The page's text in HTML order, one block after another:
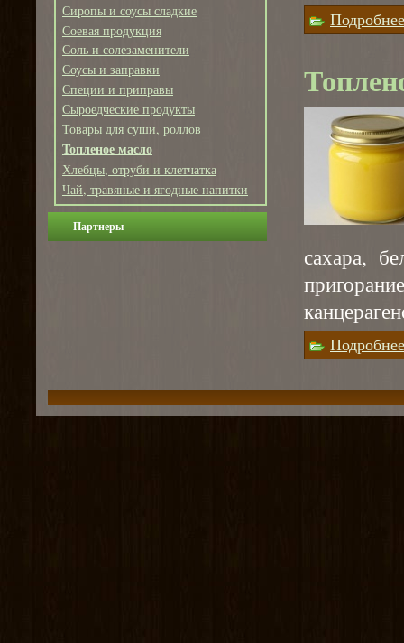
Сиропы и соусы сладкие
Соевая продукция
Соль и солезаменители
Соусы и заправки
Специи и приправы
Сыроедческие продукты
Товары для суши, роллов
Топленое масло
Хлебцы, отруби и клетчатка
Чай, травяные и ягодные напитки
Партнеры
Подробнее
сахара,
Подробнее